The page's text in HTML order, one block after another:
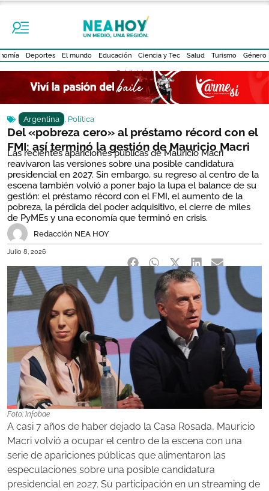
Deportes El mundo Educación Ciencia y Tec Salud Turismo Género
- Publicidad -
Argentina , Política
Del «pobreza cero» al préstamo récord con el
FMI: así terminó la gestión de Mauricio Macri
Las recientes apariciones públicas de Mauricio Macri
reavivaron las versiones sobre una posible candidatura
presidencial en 2027. Sin embargo, su regreso al centro de la
escena también volvió a poner bajo la lupa el balance de su
gestión: el préstamo récord con el FMI, el aumento de la
pobreza, la pérdida del poder adquisitivo, el cierre de miles
de PyMEs y una economía que terminó en crisis.
Redacción NEA HOY
Julio 8, 2026
Foto: Infobae
A casi 7 años de haber dejado la Casa Rosada, Mauricio
Macri volvió a ocupar el centro de la escena con una
serie de apariciones públicas que alimentaron las
especulaciones sobre una posible candidatura
presidencial en 2027. Su participación en un streaming de